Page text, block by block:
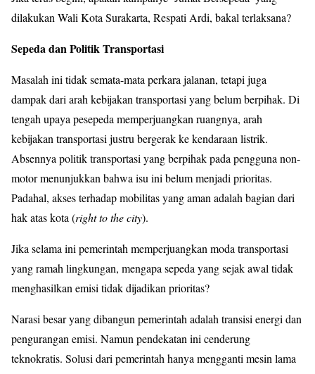
dilakukan Wali Kota Surakarta, Respati Ardi, bakal terlaksana?
Sepeda dan Politik Transportasi
Masalah ini tidak semata-mata perkara jalanan, tetapi juga
dampak dari arah kebijakan transportasi yang belum berpihak. Di
tengah upaya pesepeda memperjuangkan ruangnya, arah
kebijakan transportasi justru bergerak ke kendaraan listrik.
Absennya politik transportasi yang berpihak pada pengguna non-
motor menunjukkan bahwa isu ini belum menjadi prioritas.
Padahal, akses terhadap mobilitas yang aman adalah bagian dari
hak atas kota (right to the city).
Jika selama ini pemerintah memperjuangkan moda transportasi
yang ramah lingkungan, mengapa sepeda yang sejak awal tidak
menghasilkan emisi tidak dijadikan prioritas?
Narasi besar yang dibangun pemerintah adalah transisi energi dan
pengurangan emisi. Namun pendekatan ini cenderung
teknokratis. Solusi dari pemerintah hanya mengganti mesin lama